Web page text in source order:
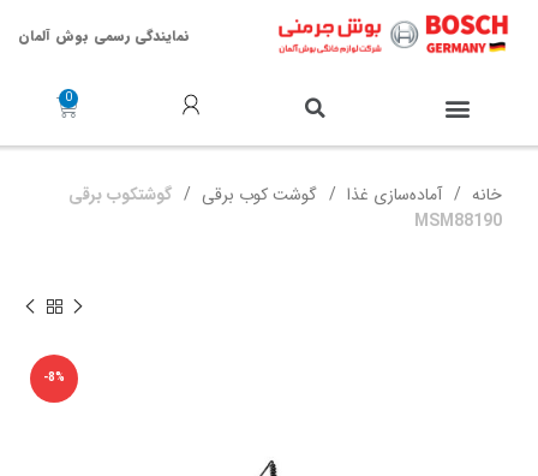
نمایندگی رسمی بوش آلمان
خانه آماده‌سازی غذا گوشت‌ کوب برقی
گوشتکوب برقی
MSM88190
-8%